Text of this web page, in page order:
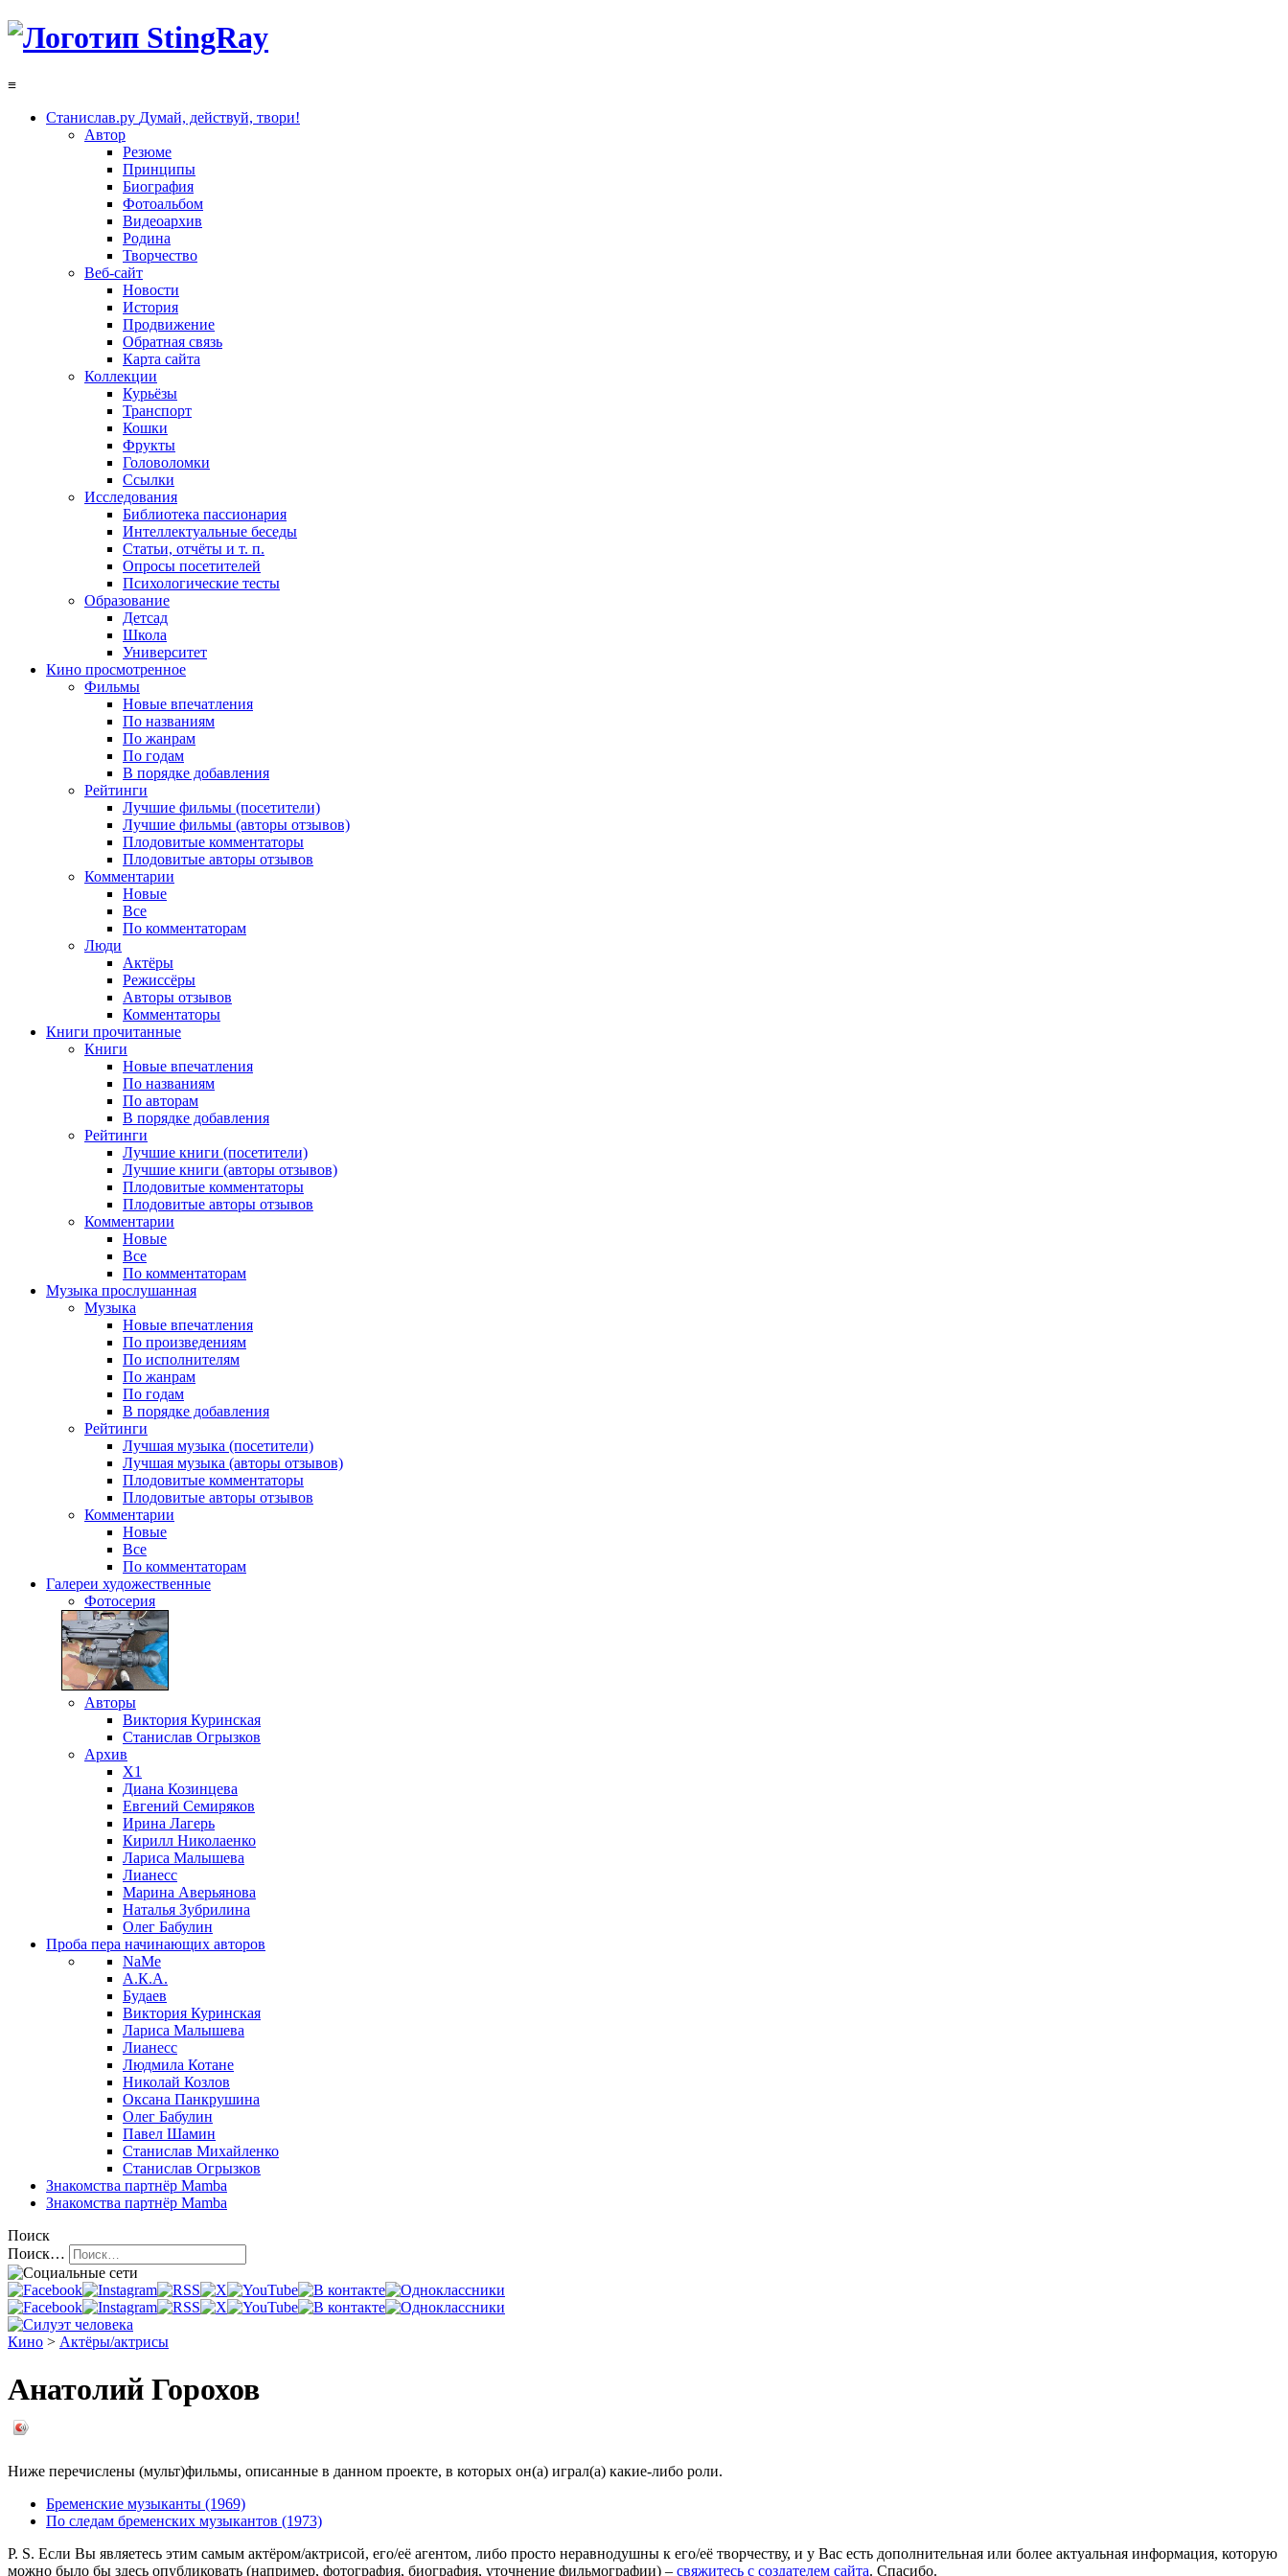
≡
Станислав.ру Думай, действуй, твори!
Автор
Резюме
Принципы
Биография
Фотоальбом
Видеоархив
Родина
Творчество
Веб-сайт
Новости
История
Продвижение
Обратная связь
Карта сайта
Коллекции
Курьёзы
Транспорт
Кошки
Фрукты
Головоломки
Ссылки
Исследования
Библиотека пассионария
Интеллектуальные беседы
Статьи, отчёты и т. п.
Опросы посетителей
Психологические тесты
Образование
Детсад
Школа
Университет
Кино просмотренное
Фильмы
Новые впечатления
По названиям
По жанрам
По годам
В порядке добавления
Рейтинги
Лучшие фильмы (посетители)
Лучшие фильмы (авторы отзывов)
Плодовитые комментаторы
Плодовитые авторы отзывов
Комментарии
Новые
Все
По комментаторам
Люди
Актёры
Режиссёры
Авторы отзывов
Комментаторы
Книги прочитанные
Книги
Новые впечатления
По названиям
По авторам
В порядке добавления
Рейтинги
Лучшие книги (посетители)
Лучшие книги (авторы отзывов)
Плодовитые комментаторы
Плодовитые авторы отзывов
Комментарии
Новые
Все
По комментаторам
Музыка прослушанная
Музыка
Новые впечатления
По произведениям
По исполнителям
По жанрам
По годам
В порядке добавления
Рейтинги
Лучшая музыка (посетители)
Лучшая музыка (авторы отзывов)
Плодовитые комментаторы
Плодовитые авторы отзывов
Комментарии
Новые
Все
По комментаторам
Галереи художественные
Фотосерия
Авторы
Виктория Куринская
Станислав Огрызков
Архив
X1
Диана Козинцева
Евгений Семиряков
Ирина Лагерь
Кирилл Николаенко
Лариса Малышева
Лианесс
Марина Аверьянова
Наталья Зубрилина
Олег Бабулин
Проба пера начинающих авторов
NaMe
А.К.А.
Будаев
Виктория Куринская
Лариса Малышева
Лианесс
Людмила Котане
Николай Козлов
Оксана Панкрушина
Олег Бабулин
Павел Шамин
Станислав Михайленко
Станислав Огрызков
Знакомства партнёр Mamba
Знакомства партнёр Mamba
Поиск
Поиск…
Кино > Актёры/актрисы
Анатолий Горохов
Ниже перечислены (мульт)фильмы, описанные в данном проекте, в которых он(а) играл(а) какие-либо роли.
Бременские музыканты (1969)
По следам бременских музыкантов (1973)
P. S. Если Вы являетесь этим самым актёром/актрисой, его/её агентом, либо просто неравнодушны к его/её творчеству, и у Вас есть дополнительная или более актуальная информация, которую
можно было бы здесь опубликовать (например, фотография, биография, уточнение фильмографии) – свяжитесь с создателем сайта. Спасибо.